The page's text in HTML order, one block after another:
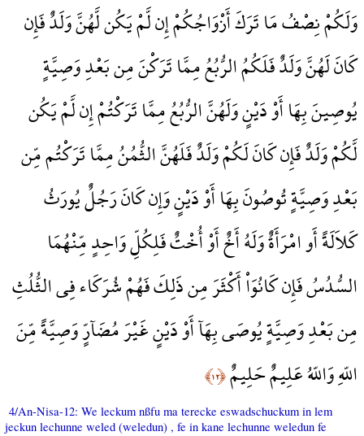
وَلَكُمْ نِصْفُ مَا تَرَكَ أَزْوَاجُكُمْ إِن لَّمْ يَكُن لَّهُنَّ وَلَدٌ فَإِن
كَانَ لَهُنَّ وَلَدٌ فَلَكُمُ الرُّبُعُ مِمَّا تَرَكْنَ مِن بَعْدِ وَصِيَّةٍ
يُوصِينَ بِهَا أَوْ دَيْنٍ وَلَهُنَّ الرُّبُعُ مِمَّا تَرَكْتُمْ إِن لَّمْ يَكُن
لَّكُمْ وَلَدٌ فَإِن كَانَ لَكُمْ وَلَدٌ فَلَهُنَّ الثُّمُنُ مِمَّا تَرَكْتُم مِّن
بَعْدِ وَصِيَّةٍ تُوصُونَ بِهَا أَوْ دَيْنٍ وَإِن كَانَ رَجُلٌ يُورَثُ
كَلاَلَةً أَو امْرَأَةٌ وَلَهُ أَخٌ أَوْ أُخْتٌ فَلِكُلِّ وَاحِدٍ مِّنْهُمَا
السُّدُسُ فَإِن كَانُوَاْ أَكْثَرَ مِن ذَلِكَ فَهُمْ شُرَكَاء فِي الثُّلُثِ
مِن بَعْدِ وَصِيَّةٍ يُوصَى بِهَآ أَوْ دَيْنٍ غَيْرَ مُضَآرٍّ وَصِيَّةً مِّنَ
اللّهِ وَاللّهُ عَلِيمٌ حَلِيمٌ﴿١٢﴾
4/An-Nisa-12: We leckum nßfu ma terecke eswadschuckum in lem
jeckun lechunne weled (weledun) , fe in kane lechunne weledun fe